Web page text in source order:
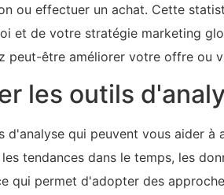
ou effectuer un achat. Cette
et de votre stratégie marketing
peut-être améliorer votre offre ou
les outils
d'analyse qui peuvent vous aider
tendances dans le temps, les
qui permet d'adopter des